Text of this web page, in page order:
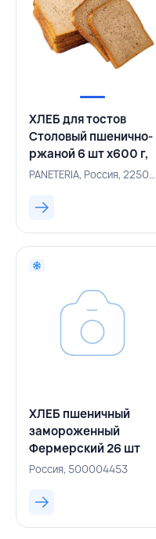
ХЛЕБ для тостов
Столовый пшенично-
ржаной 6 шт х600 г,
PANETERIA, РОССИЯPANETERIA, Россия, 225002779
ХЛЕБ пшеничный
замороженный
Фермерский 26 шт
х100 г, РУСЬ-
Россия, 500004453